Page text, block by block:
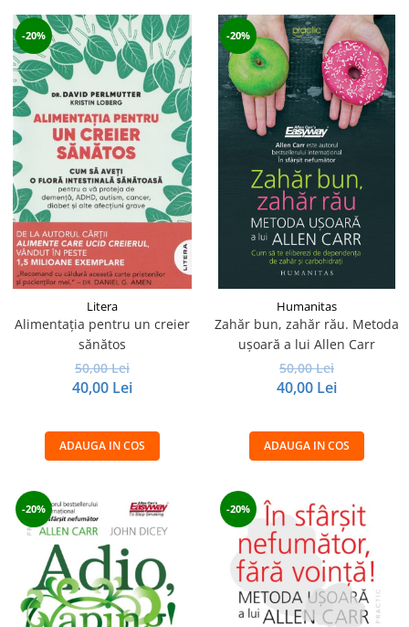
-20%
Litera
Alimentația pentru un creier
sănătos
50,00 Lei
40,00 Lei
ADAUGA IN COS
-20%
Humanitas
Zahăr bun, zahăr rău. Metoda
ușoară a lui Allen Carr
50,00 Lei
40,00 Lei
ADAUGA IN COS
-20% -20%